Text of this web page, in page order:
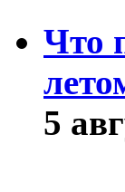
Что
5